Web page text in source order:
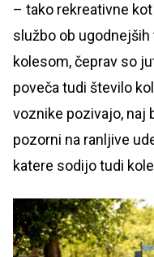
– tako rekreativne
službo ob
kolesom, čeprav so
poveča tudi število
voznike pozivajo, naj
pozorni na ranljive
katere sodijo tudi